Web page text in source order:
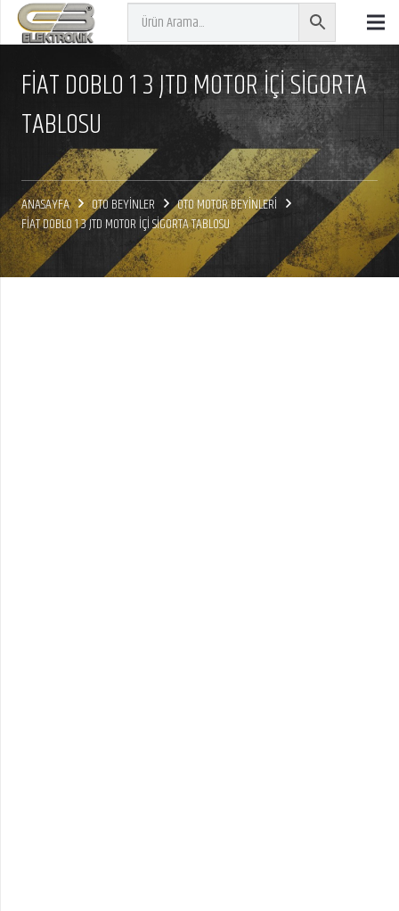
FİAT DOBLO 1 3 JTD MOTOR İÇİ SİGORTA
TABLOSU
ANASAYFA OTO BEYİNLER
OTO MOTOR BEYİNLERİ
FİAT DOBLO 1 3 JTD MOTOR İÇİ SİGORTA TABLOSU